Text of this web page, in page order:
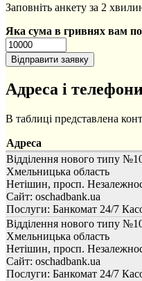
Заповніть анкету за 2
Яка сума в гривнях вам
Адреса і
В таблиці представлена
Адреса
Відділення нового типу
Хмельницька область
Нетішин, просп.
Сайт: oschadbank.ua
Послуги: Банкомат 24/7
Відділення нового типу
Хмельницька область
Нетішин, просп.
Сайт: oschadbank.ua
Послуги: Банкомат 24/7